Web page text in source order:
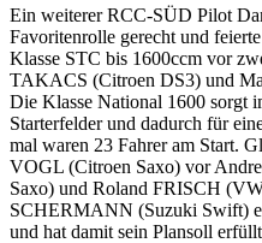
Ein weiterer RCC-SÜD Pilot
Favoritenrolle gerecht und
Klasse STC bis 1600ccm vor
TAKACS (Citroen DS3) und
Die Klasse National 1600 sorgt
Starterfelder und dadurch für
mal waren 23 Fahrer am Start.
VOGL (Citroen Saxo) vor
Saxo) und Roland FRISCH
SCHERMANN (Suzuki Swift)
und hat damit sein Plansoll